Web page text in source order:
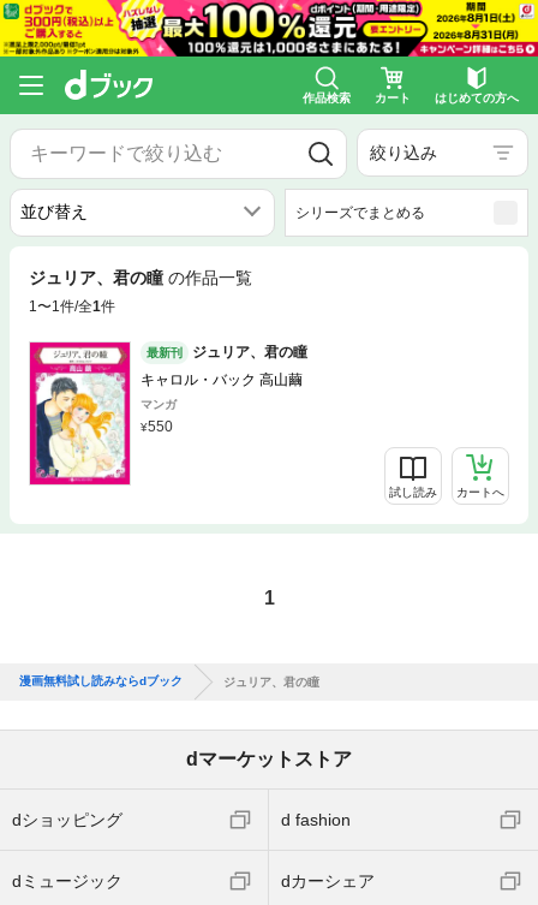
作品検索 カート はじめての方へ
絞り込み
シリーズでまとめる
ジュリア、君の瞳 の作品一覧
1〜1件/全1件
最新刊
ジュリア、君の瞳
キャロル・バック 高山繭
マンガ
550
試し読み カートへ
1
漫画無料試し読みならdブック ジュリア、君の瞳
dマーケットストア
dショッピング d fashion
dミュージック dカーシェア